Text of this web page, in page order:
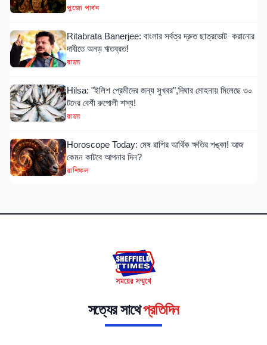
পুজো পার্বন
Ritabrata Banerjee: বাংলার সর্বত্র দ্রুত ছাত্রভোট করানোর
দাবীতে অনড় ঋতব্রত!
রাজ্য
Hilsa: "ইলিশ প্রেমীদের জন্য সুখবর",দিঘার মোহনায় মিলেছে ৩০
টনের বেশী রুপোলী শস্য!
রাজ্য
Horoscope Today: মেষ রাশির আর্থিক ক্ষতির শঙ্কা! আজ
কেমন কাটবে আপনার দিন?
রাশিফল
সত্যের সাথেপ্রতিদিন